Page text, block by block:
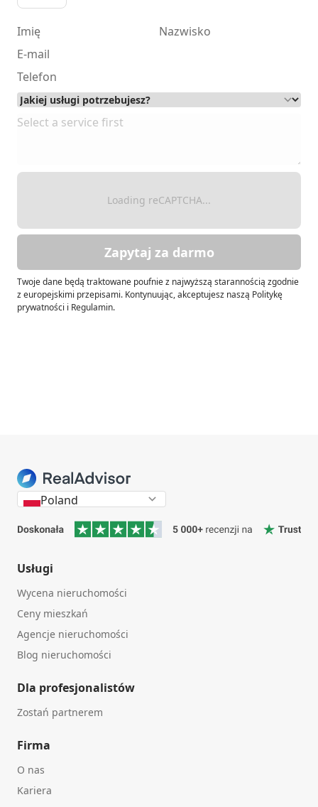
Loading reCAPTCHA...
Zapytaj za darmo
Twoje dane będą traktowane poufnie z najwyższą starannością zgodnie
z europejskimi przepisami. Kontynuując, akceptujesz naszą Politykę
prywatności i Regulamin.
Poland
Usługi
Wycena nieruchomości
Ceny mieszkań
Agencje nieruchomości
Blog nieruchomości
Dla profesjonalistów
Zostań partnerem
Firma
O nas
Kariera